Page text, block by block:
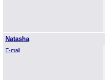
Natasha
E-mail